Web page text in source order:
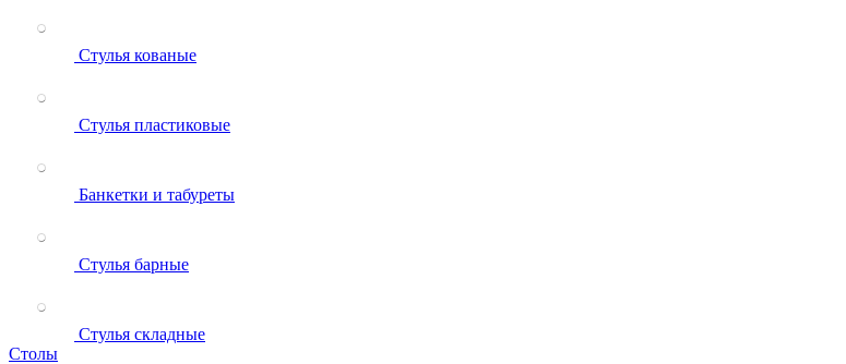
Стулья кованые
Стулья пластиковые
Банкетки и табуреты
Стулья барные
Стулья складные
Столы